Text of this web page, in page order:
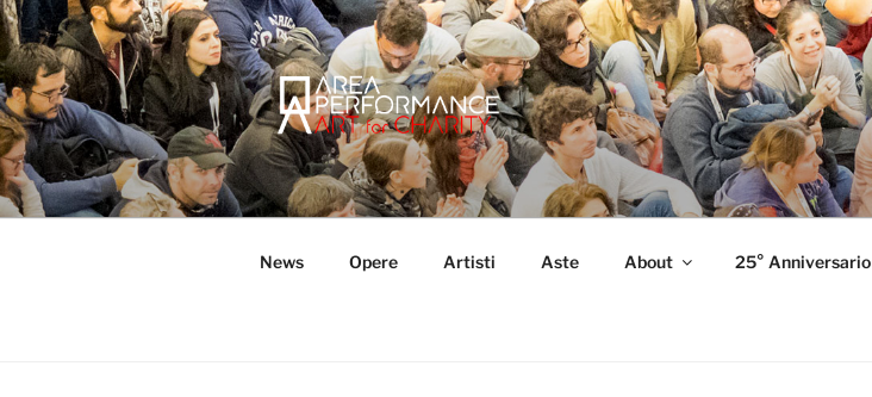
Salta
al
contenuto
AREA PERFORMANCE
Sito ufficiale della Onlus Area Performance.
News Opere Artisti Aste About 25° Anniversario